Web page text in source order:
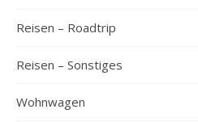
Reisen – Roadtrip
Reisen – Sonstiges
Wohnwagen